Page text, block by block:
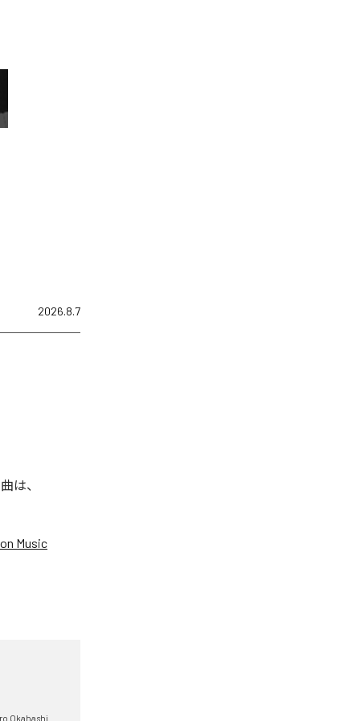
2026.8.7
は、
Music
Okahashi